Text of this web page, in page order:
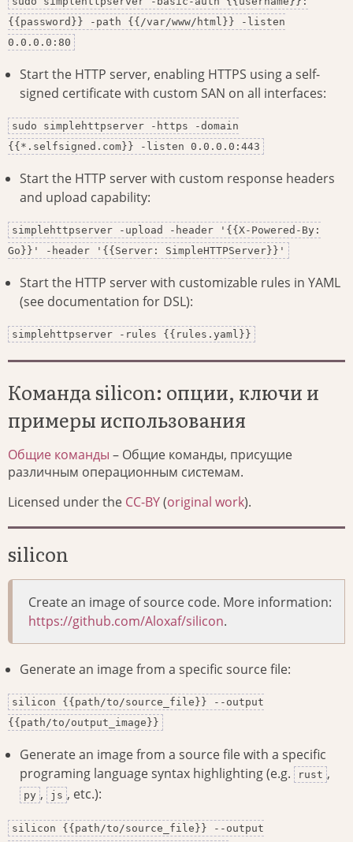
{{password}} -path {{/var/www/html}} -listen
0.0.0.0:80
Start the HTTP server, enabling HTTPS using a self-
signed certificate with custom SAN on all interfaces:
sudo simplehttpserver -https -domain
{{*.selfsigned.com}} -listen 0.0.0.0:443
Start the HTTP server with custom response headers
and upload capability:
simplehttpserver -upload -header '{{X-Powered-By:
Go}}' -header '{{Server: SimpleHTTPServer}}'
Start the HTTP server with customizable rules in YAML
(see documentation for DSL):
simplehttpserver -rules {{rules.yaml}}
Команда silicon: опции, ключи и
примеры использования
Общие команды – Общие команды, присущие
различным операционным системам.
Licensed under the CC-BY(original work).
silicon
Create an image of source code. More information:
https://github.com/Aloxaf/silicon.
Generate an image from a specific source file:
silicon {{path/to/source_file}} --output
{{path/to/output_image}}
Generate an image from a source file with a specific
programing language syntax highlighting (e.g.
rust ,
py , js , etc.):
silicon {{path/to/source_file}} --output